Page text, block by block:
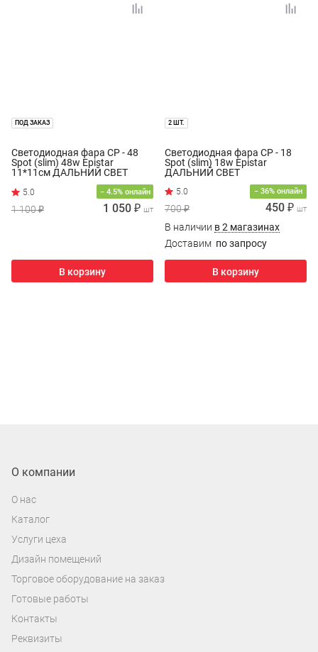
ПОД ЗАКАЗ
Светодиодная фара CP - 48
Spot (slim) 48w Epistar
11*11см ДАЛЬНИЙ СВЕТ
− 4.5% онлайн
1 100 ₽ 1 050 ₽ шт
В корзину
2 ШТ.
Светодиодная фара CP - 18
Spot (slim) 18w Epistar
ДАЛЬНИЙ СВЕТ
− 36% онлайн
700 ₽ 450 ₽ шт
В наличии в 2 магазинах
Доставим по запросу
В корзину
О компании
О нас
Каталог
Услуги цеха
Дизайн помещений
Торговое оборудование на заказ
Готовые работы
Контакты
Реквизиты